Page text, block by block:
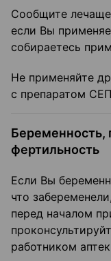
Сообщите
если Вы
собираетесь
Не применяйте
с препаратом
Беременность,
фертильность
Если Вы
что
перед началом
работником